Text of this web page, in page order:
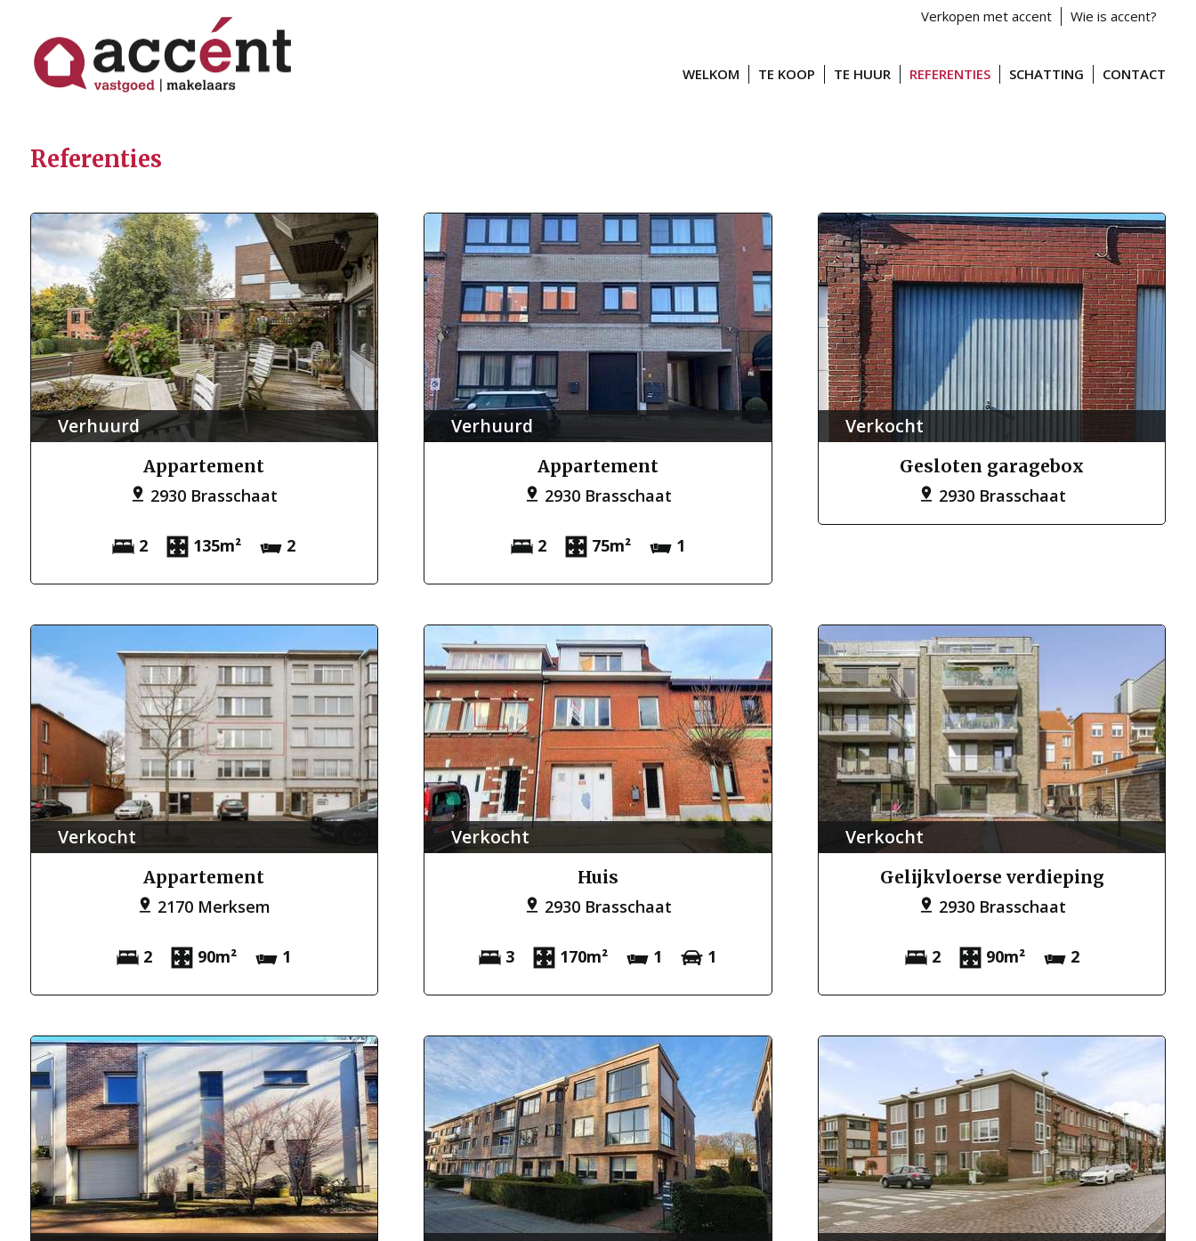
Verkopen met accent Wie is accent?
WELKOM TE KOOP TE HUUR REFERENTIES SCHATTING CONTACT
Referenties
Verhuurd
Appartement
2930 Brasschaat
2 135m² 2
Verhuurd
Appartement
2930 Brasschaat
2 75m² 1
Verkocht
Gesloten garagebox
2930 Brasschaat
Verkocht
Appartement
2170 Merksem
2 90m² 1
Verkocht
Huis
2930 Brasschaat
3 170m² 1 1
Verkocht
Gelijkvloerse verdieping
2930 Brasschaat
2 90m² 2